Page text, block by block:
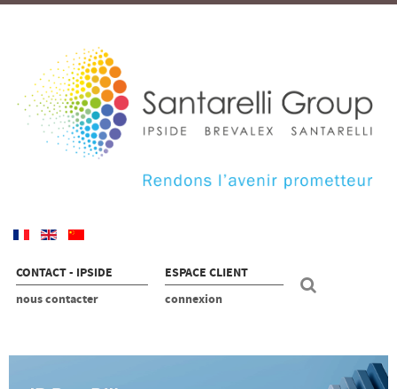
CONTACT - IPSIDE
nous contacter
ESPACE CLIENT
connexion